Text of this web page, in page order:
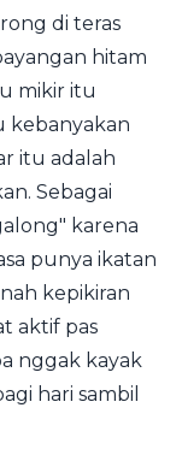
di teras
hitam
mikir itu
kebanyakan
itu adalah
Sebagai
karena
punya ikatan
kepikiran
aktif pas
nggak kayak
hari sambil